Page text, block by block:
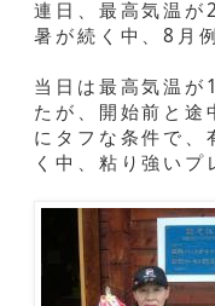
連日、最高気温が
暑が続く中、8月
当日は最高気温が
たが、開始前と途
にタフな条件で、
く中、粘り強いプ